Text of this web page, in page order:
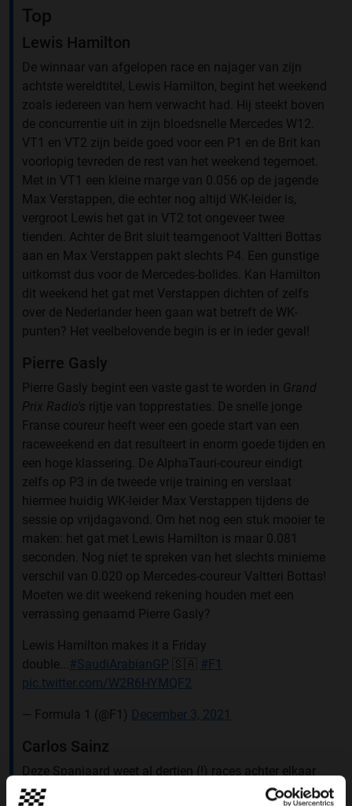
Top
Lewis Hamilton
De winnaar van afgelopen race en najager van zijn
achtste wereldtitel, Lewis Hamilton, begint het weekend
zoals iedereen van hem verwacht had. Hij steekt boven
de concurrentie uit in zijn bloedsnelle Mercedes W12.
VT1 en VT2 zijn beide goed voor een P1 en de Brit kan
voorlopig tevreden de rest van het weekend tegemoet.
Met in VT1 een kleine marge van 0.056 op de jagende
Max Verstappen, die echter nog altijd WK-leider is,
vergroot Lewis het gat in VT2 tot ongeveer twee
tienden. Achter de Brit sluit teamgenoot Valtteri Bottas
aan en Max Verstappen pakt slechts P4. Een gunstige
uitkomst dus voor de Mercedes-bolides. Kan Hamilton
dit weekend het gat met Verstappen dichten of zelfs
over de Nederlander heen gaan wat betreft de WK-
punten? Het veelbelovende begin is er in ieder geval!
Pierre Gasly
Pierre Gasly begint een vaste gast te worden in Grand
Prix Radio's rijtje van topprestaties. De snelle jonge
Franse coureur heeft weer een goede start van een
raceweekend en dat resulteert in enorm goede tijden en
een hoge klassering. De AlphaTauri-coureur eindigt
zelfs op P3 in de tweede vrije training en verslaat
hiermee huidig WK-leider Max Verstappen tijdens de
sessie op vrijdagavond. Om het nog een stuk mooier te
maken: het gat met Lewis Hamilton is maar 0.081
seconden. Nog niet te spreken van het slechts minieme
verschil van 0.020 op Mercedes-coureur Valtteri Bottas!
Moeten we dit weekend rekening houden met een
verrassing genaamd Pierre Gasly?
Lewis Hamilton makes it a Friday
double... #SaudiArabianGP 🇸🇦 #F1
pic.twitter.com/W2R6HYMQF2
— Formula 1 (@F1) December 3, 2021
Carlos Sainz
Deze Spanjaard weet al dertien (!) races achter elkaar
een puntenfinish neer te zetten. De langste reeks van dit